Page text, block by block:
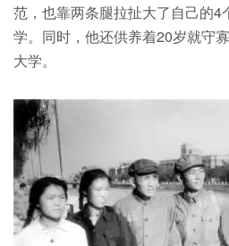
范，也靠两条腿拉扯大了自己的4
学。同时，他还供养着20岁就守
大学。